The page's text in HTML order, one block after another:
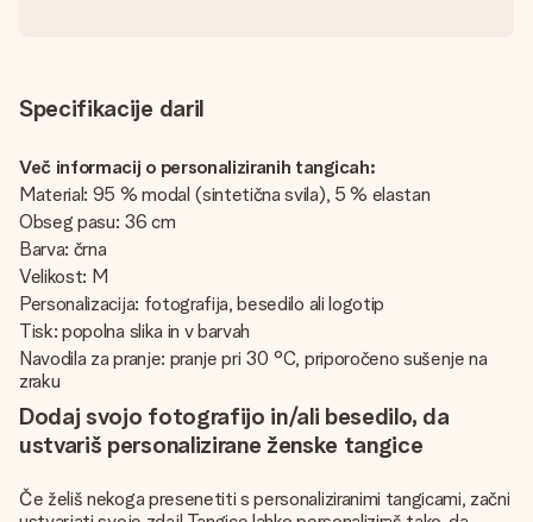
Specifikacije daril
Več informacij o personaliziranih tangicah:
Material: 95 % modal (sintetična svila), 5 % elastan
Obseg pasu: 36 cm
Barva: črna
Velikost: M
Personalizacija: fotografija, besedilo ali logotip
Tisk: popolna slika in v barvah
Navodila za pranje: pranje pri 30 °C, priporočeno sušenje na
zraku
Dodaj svojo fotografijo in/ali besedilo, da
ustvariš personalizirane ženske tangice
Če želiš nekoga presenetiti s personaliziranimi tangicami, začni